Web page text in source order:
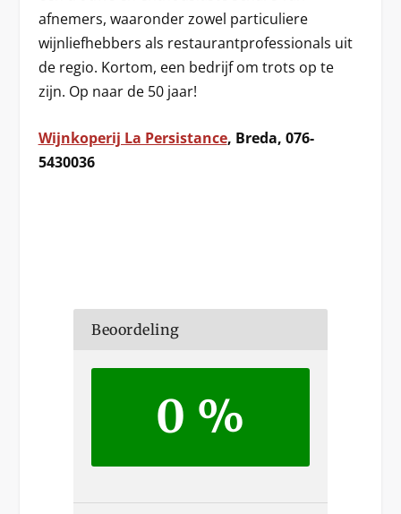
afnemers, waaronder zowel particuliere
wijnliefhebbers als restaurantprofessionals uit
de regio. Kortom, een bedrijf om trots op te
zijn. Op naar de 50 jaar!
Wijnkoperij La Persistance, Breda, 076-
5430036
Beoordeling
0 %